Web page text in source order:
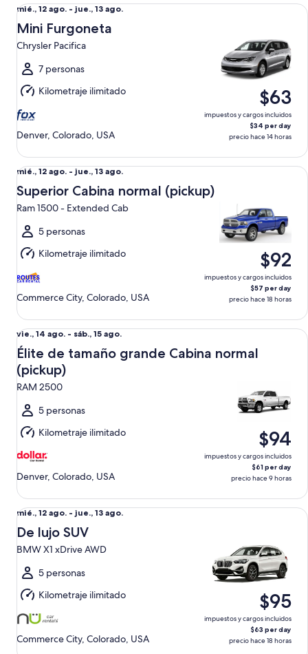
Del
mié.,
12
ago.
al
jue.,
13
ago.
mié., 12 ago. - jue., 13 ago.
Mini Furgoneta
Chrysler Pacifica
7 personas
Kilometraje ilimitado
Denver, Colorado, USA
$63
impuestos y cargos incluidos
$34 per day
precio hace 14 horas
Del
mié.,
12
ago.
al
jue.,
13
ago.
mié., 12 ago. - jue., 13 ago.
Superior Cabina normal (pickup)
Ram 1500 - Extended Cab
5 personas
Kilometraje ilimitado
Commerce City, Colorado, USA
$92
impuestos y cargos incluidos
$57 per day
precio hace 18 horas
Superior Cabina normal (pickup) Ram 1500 - Extended Cab
Del
vie.,
14
ago.
al
sáb.,
ago.
vie., 14 ago. - sáb., 15 ago.
Élite de tamaño grande Cabina normal
(pickup)
RAM 2500
5 personas
Kilometraje ilimitado
Denver, Colorado, USA
$94
impuestos y cargos incluidos
$61 per day
precio hace 9 horas
Élite de tamaño grande Cabina normal (pickup) RAM 2500
Del
mié.,
12
ago.
al
jue.,
13
ago.
mié., 12 ago. - jue., 13 ago.
De lujo SUV
BMW X1 xDrive AWD
5 personas
Kilometraje ilimitado
Commerce City, Colorado, USA
$95
impuestos y cargos incluidos
$63 per day
precio hace 18 horas
De lujo SUV BMW X1 xDrive AWD